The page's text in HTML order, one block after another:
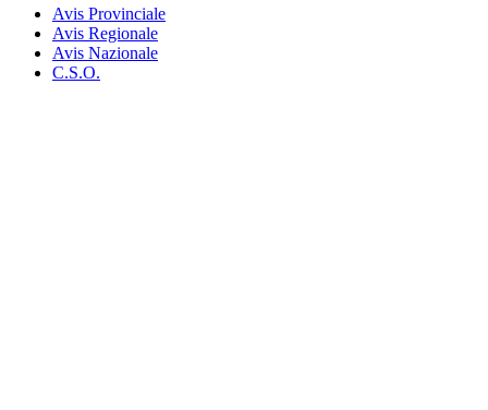
Avis Provinciale
Avis Regionale
Avis Nazionale
C.S.O.